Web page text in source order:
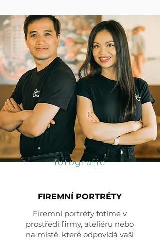
fotografie
FIREMNÍ PORTRÉTY
Firemní portréty fotíme v
prostředí firmy, ateliéru nebo
na místě, které odpovídá vaší